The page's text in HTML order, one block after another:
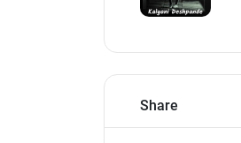
Share